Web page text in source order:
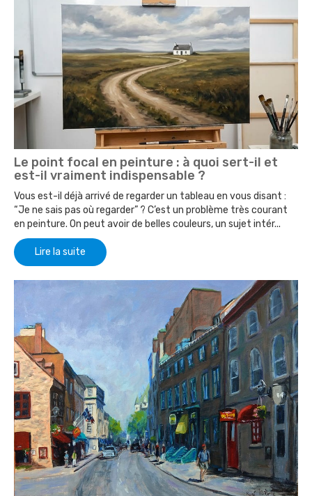
Le point focal en peinture : à quoi sert-il et
est-il vraiment indispensable ?
Vous est-il déjà arrivé de regarder un tableau en vous disant :
“Je ne sais pas où regarder” ? C’est un problème très courant
en peinture. On peut avoir de belles couleurs, un sujet intér...
Lire la suite